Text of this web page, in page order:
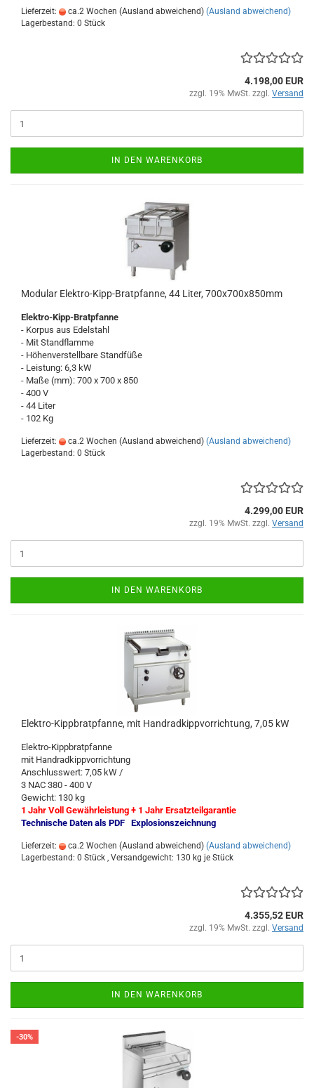
Lieferzeit: ca.2 Wochen (Ausland abweichend) (Ausland abweichend)
Lagerbestand: 0 Stück
4.198,00 EUR
zzgl. 19% MwSt. zzgl. Versand
IN DEN WARENKORB
Modular Elektro-Kipp-Bratpfanne, 44 Liter, 700x700x850mm
Elektro-Kipp-Bratpfanne
- Korpus aus Edelstahl
- Mit Standflamme
- Höhenverstellbare Standfüße
- Leistung: 6,3 kW
- Maße (mm): 700 x 700 x 850
- 400 V
- 44 Liter
- 102 Kg
Lieferzeit: ca.2 Wochen (Ausland abweichend) (Ausland abweichend)
Lagerbestand: 0 Stück
4.299,00 EUR
zzgl. 19% MwSt. zzgl. Versand
IN DEN WARENKORB
Elektro-Kippbratpfanne, mit Handradkippvorrichtung, 7,05 kW
Elektro-Kippbratpfanne
mit Handradkippvorrichtung
Anschlusswert: 7,05 kW /
3 NAC 380 - 400 V
Gewicht: 130 kg
1 Jahr Voll Gewährleistung + 1 Jahr Ersatzteilgarantie
Technische Daten als PDF Explosionszeichnung
Lieferzeit: ca.2 Wochen (Ausland abweichend) (Ausland abweichend)
Lagerbestand: 0 Stück , Versandgewicht: 130 kg je Stück
4.355,52 EUR
zzgl. 19% MwSt. zzgl. Versand
IN DEN WARENKORB
-30%